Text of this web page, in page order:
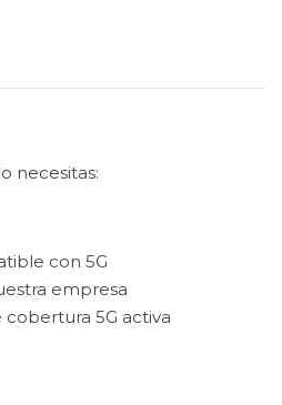
necesitas:
con 5G
empresa
cobertura 5G activa